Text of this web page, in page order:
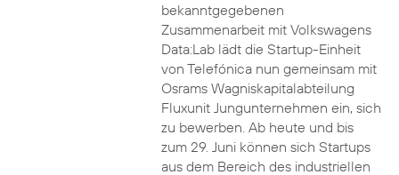
bekanntgegebenen
Zusammenarbeit mit Volkswagens
Data:Lab lädt die Startup-Einheit
von Telefónica nun gemeinsam mit
Osrams Wagniskapitalabteilung
Fluxunit Jungunternehmen ein, sich
zu bewerben. Ab heute und bis
zum 29. Juni können sich Startups
aus dem Bereich des industriellen